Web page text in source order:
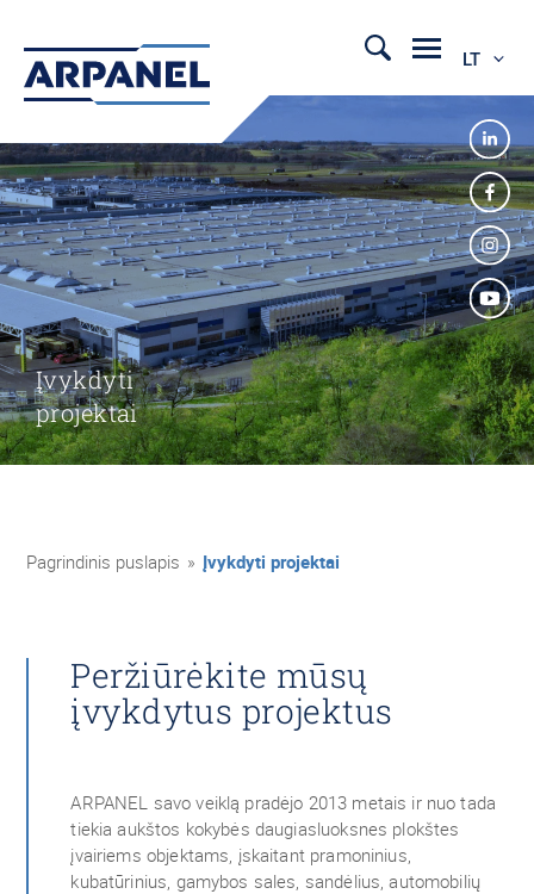
LT
Įvykdyti
projektai
Pagrindinis puslapis » Įvykdyti projektai
Peržiūrėkite mūsų
įvykdytus projektus
ARPANEL savo veiklą pradėjo 2013 metais ir nuo tada
tiekia aukštos kokybės daugiasluoksnes plokštes
įvairiems objektams, įskaitant pramoninius,
kubatūrinius, gamybos sales, sandėlius, automobilių